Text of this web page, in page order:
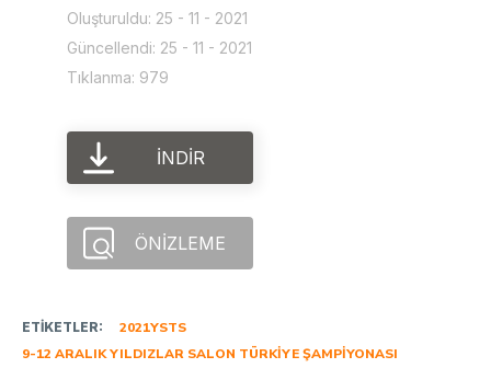
Oluşturuldu: 25 - 11 - 2021
Güncellendi: 25 - 11 - 2021
Tıklanma: 979
İNDIR
ÖNIZLEME
ETIKETLER:
2021YSTS
9-12 ARALIK YILDIZLAR SALON TÜRKIYE ŞAMPIYONASI